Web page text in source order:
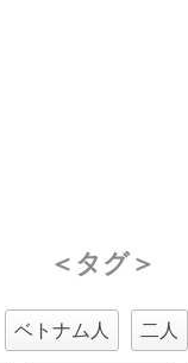
＜タグ＞
ベトナム人 二人